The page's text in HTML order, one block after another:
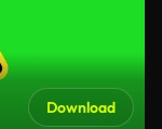
Download